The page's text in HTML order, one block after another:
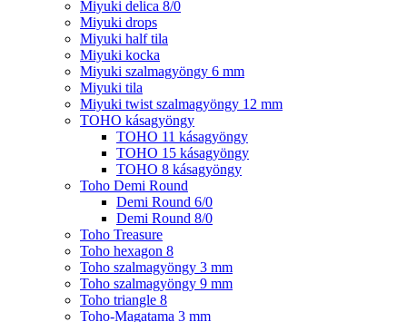
Miyuki delica 8/0
Miyuki drops
Miyuki half tila
Miyuki kocka
Miyuki szalmagyöngy 6 mm
Miyuki tila
Miyuki twist szalmagyöngy 12 mm
TOHO kásagyöngy
TOHO 11 kásagyöngy
TOHO 15 kásagyöngy
TOHO 8 kásagyöngy
Toho Demi Round
Demi Round 6/0
Demi Round 8/0
Toho Treasure
Toho hexagon 8
Toho szalmagyöngy 3 mm
Toho szalmagyöngy 9 mm
Toho triangle 8
Toho-Magatama 3 mm